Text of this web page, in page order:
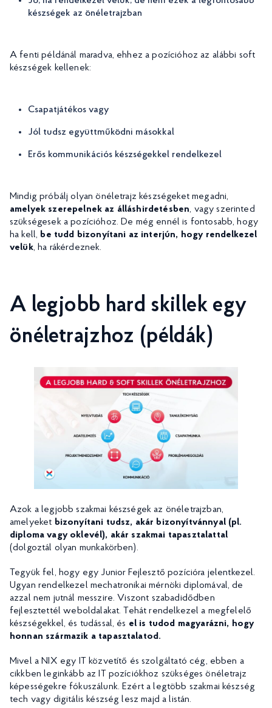
készségek az önéletrajzban
A fenti példánál maradva, ehhez a pozícióhoz az alábbi soft
készségek kellenek:
Csapatjátékos vagy
Jól tudsz együttműködni másokkal
Erős kommunikációs készségekkel rendelkezel
Mindig próbálj olyan önéletrajz készségeket megadni,
amelyek szerepelnek az álláshirdetésben, vagy szerinted
szükségesek a pozícióhoz. De még ennél is fontosabb, hogy
ha kell, be tudd bizonyítani az interjún, hogy rendelkezel
velük, ha rákérdeznek.
A legjobb hard skillek egy
önéletrajzhoz (példák)
Azok a legjobb szakmai készségek az önéletrajzban,
amelyeket bizonyítani tudsz, akár bizonyítvánnyal (pl.
diploma vagy oklevél), akár szakmai tapasztalattal
(dolgoztál olyan munkakörben).
Tegyük fel, hogy egy Junior Fejlesztő pozícióra jelentkezel.
Ugyan rendelkezel mechatronikai mérnöki diplomával, de
azzal nem jutnál messzire. Viszont szabadidődben
fejlesztettél weboldalakat. Tehát rendelkezel a megfelelő
készségekkel, és tudással, és el is tudod magyarázni, hogy
honnan származik a tapasztalatod.
Mivel a NIX egy IT közvetítő és szolgáltató cég, ebben a
cikkben leginkább az IT pozíciókhoz szükséges önéletrajz
képességekre fókuszálunk. Ezért a legtöbb szakmai készség
tech vagy digitális készség lesz majd a listán.